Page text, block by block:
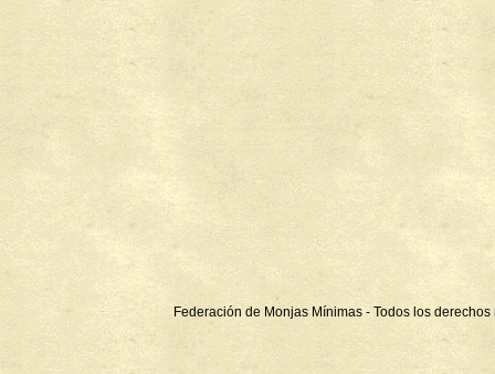
Federación de Monjas Mínimas - Todos los